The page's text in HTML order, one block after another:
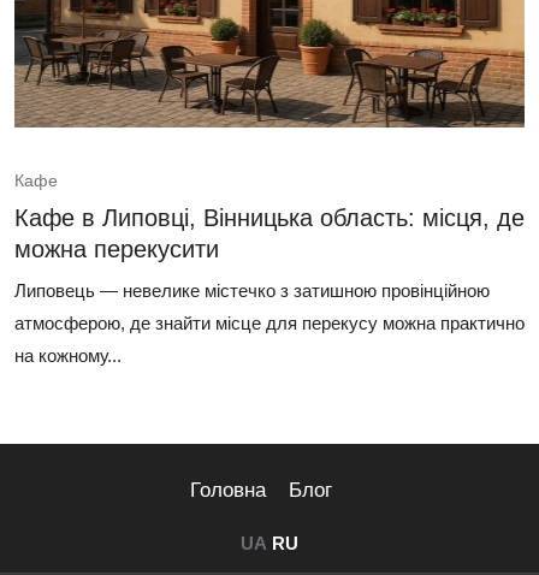
Кафе
Кафе в Липовці, Вінницька область: місця, де
можна перекусити
Липовець — невелике містечко з затишною провінційною
атмосферою, де знайти місце для перекусу можна практично
на кожному...
Головна Блог
UA RU